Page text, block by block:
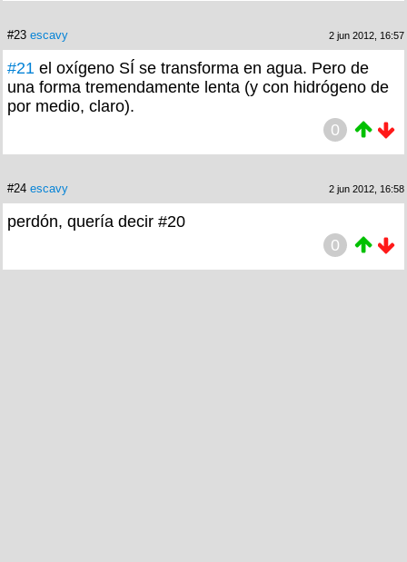
#23 escavy 2 jun 2012, 16:57
#21 el oxígeno SÍ se transforma en agua. Pero de
una forma tremendamente lenta (y con hidrógeno de
por medio, claro).
0
#24 escavy 2 jun 2012, 16:58
perdón, quería decir #20
0